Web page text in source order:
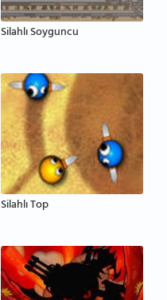
Silahlı Soyguncu
Silahlı Top